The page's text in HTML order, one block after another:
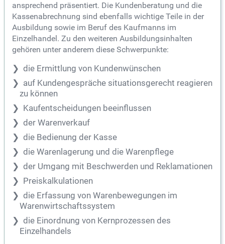
ansprechend präsentiert. Die Kundenberatung und die
Kassenabrechnung sind ebenfalls wichtige Teile in der
Ausbildung sowie im Beruf des Kaufmanns im
Einzelhandel. Zu den weiteren Ausbildungsinhalten
gehören unter anderem diese Schwerpunkte:
die Ermittlung von Kundenwünschen
auf Kundengespräche situationsgerecht reagieren
zu können
Kaufentscheidungen beeinflussen
der Warenverkauf
die Bedienung der Kasse
die Warenlagerung und die Warenpflege
der Umgang mit Beschwerden und Reklamationen
Preiskalkulationen
die Erfassung von Warenbewegungen im
Warenwirtschaftssystem
die Einordnung von Kernprozessen des
Einzelhandels